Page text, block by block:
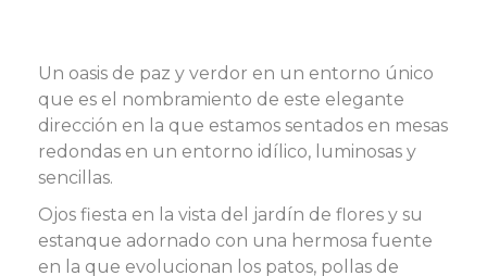
Un oasis de paz y verdor en un entorno único
que es el nombramiento de este elegante
dirección en la que estamos sentados en mesas
redondas en un entorno idílico, luminosas y
sencillas.
Ojos fiesta en la vista del jardín de flores y su
estanque adornado con una hermosa fuente
en la que evolucionan los patos, pollas de